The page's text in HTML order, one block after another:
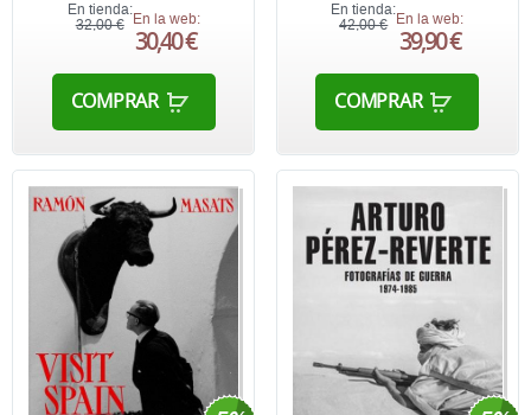
En tienda:
32,00 € En la web:
30,40 €
COMPRAR
En tienda:
42,00 €
En la web:
39,90 €
COMPRAR